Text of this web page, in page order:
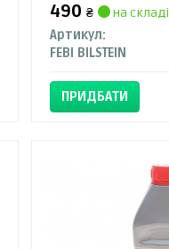
490₴
на складі
Артикул:
FEBI BILSTEIN
ПРИДБАТИ